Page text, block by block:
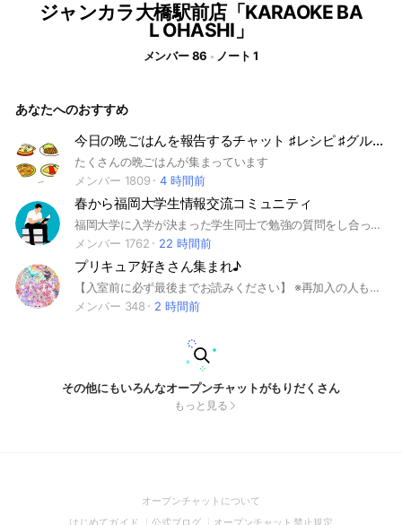
ジャンカラ大橋駅前店「KARAOKE BA
L OHASHI」
メンバー 86 ノート 1
あなたへのおすすめ
今日の晩ごはんを報告するチャット ♯レシピ ♯グルメ ♯ご飯
たくさんの晩ごはんが集まっています
メンバー 1809
4 時間前
春から福岡大学生情報交流コミュニティ
福岡大学に入学が決まった学生同士で勉強の質問をし合ったり、サークル活動の宣伝をしたり、使い方は様々！多くの福大生が気軽に交流できるコミュニティチャットになればと思います！＃福岡 ＃福岡大学 ＃勉強 ＃サークル ＃情報共有 #交流 ＃コミュニティ ＃
メンバー 1762
22 時間前
プリキュア好きさん集まれ♪
【入室前に必ず最後までお読みください】 ※再加入の人も必ず最後まで読んでください。 プリキュアが好きなら、 オタクでもにわかでもOK！ 誰でも気軽にいらっしゃい♪ ただし以下の方の入室はお断りします！ ① プリキュアの話をする気がない人 ② ファン同士、楽しく交流できない人 ③ なりきり行為 ④ 名前がキャラクター名のみの人 ※フルネームにしなければ大丈夫です。 ⑤ 質問に答えない人 承認されたことを確認でき次第、 利用規約の一読をお願いします! 質問の回答に、以下の内容を記入お願いします。 ① 回答の最初に好きな絵文字を、一つ入れてください。 ② 可愛いと思うプリキュアのキャラクターを、一人だけ書いてください。 ※必ず一人だけです。 ③ どうして、そのキャラクターを可愛いと思うのか、文章で書いてください。
メンバー 348
2 時間前
その他にもいろんなオープンチャットがもりだくさん
もっと見る
オープンチャットについて
in
はじめてガイド (Open
公式ブログ (Open
オープンチャット禁止規定(Open